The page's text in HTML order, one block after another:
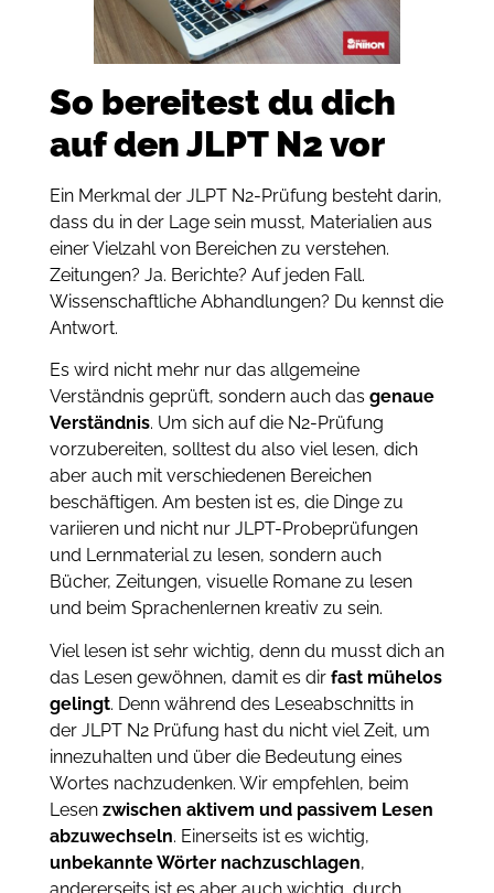
So bereitest du dich
auf den JLPT N2 vor
Ein Merkmal der JLPT N2-Prüfung besteht darin,
dass du in der Lage sein musst, Materialien aus
einer Vielzahl von Bereichen zu verstehen.
Zeitungen? Ja. Berichte? Auf jeden Fall.
Wissenschaftliche Abhandlungen? Du kennst die
Antwort.
Es wird nicht mehr nur das allgemeine
Verständnis geprüft, sondern auch das genaue
Verständnis. Um sich auf die N2-Prüfung
vorzubereiten, solltest du also viel lesen, dich
aber auch mit verschiedenen Bereichen
beschäftigen. Am besten ist es, die Dinge zu
variieren und nicht nur JLPT-Probeprüfungen
und Lernmaterial zu lesen, sondern auch
Bücher, Zeitungen, visuelle Romane zu lesen
und beim Sprachenlernen kreativ zu sein.
Viel lesen ist sehr wichtig, denn du musst dich an
das Lesen gewöhnen, damit es dir fast mühelos
gelingt. Denn während des Leseabschnitts in
der JLPT N2 Prüfung hast du nicht viel Zeit, um
innezuhalten und über die Bedeutung eines
Wortes nachzudenken. Wir empfehlen, beim
Lesen zwischen aktivem und passivem Lesen
abzuwechseln. Einerseits ist es wichtig,
unbekannte Wörter nachzuschlagen,